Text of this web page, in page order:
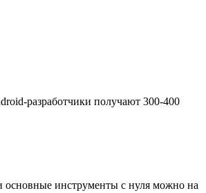
разработчики получают 300-400
основные инструменты c нуля можно на